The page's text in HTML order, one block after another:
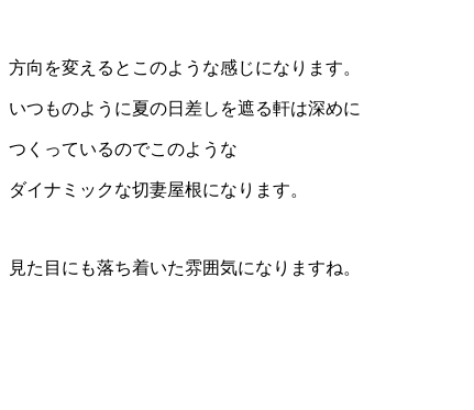
方向を変えるとこのような感じになります。
いつものように夏の日差しを遮る軒は深めに
つくっているのでこのような
ダイナミックな切妻屋根になります。
見た目にも落ち着いた雰囲気になりますね。